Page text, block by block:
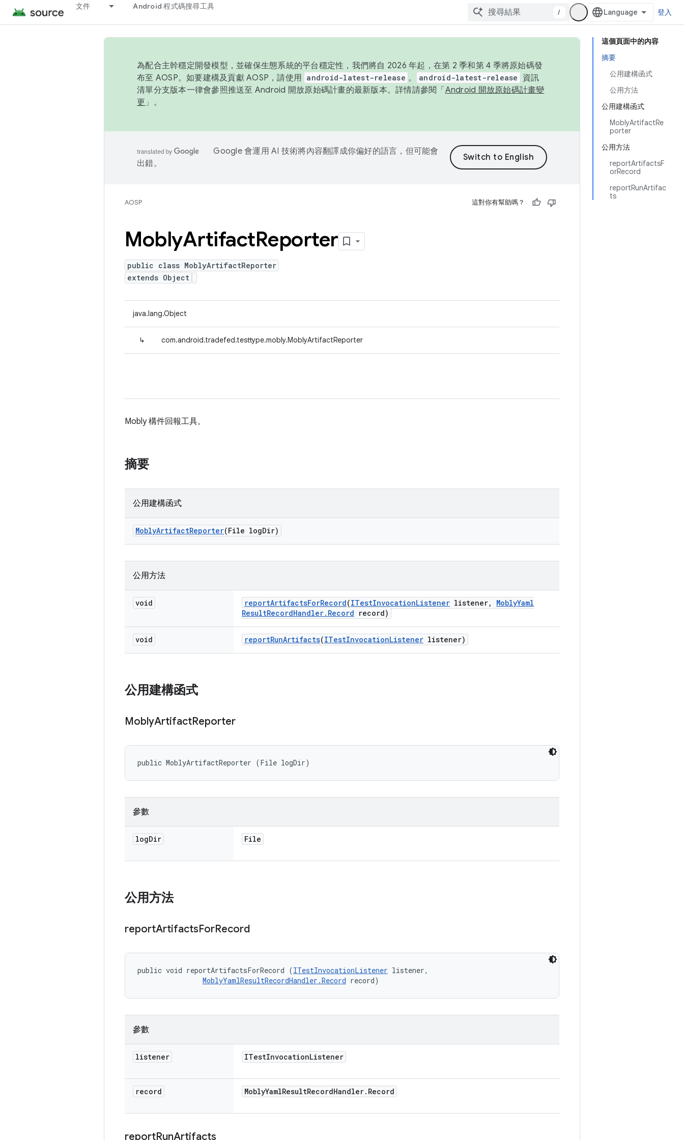
文件 Android 程式碼搜尋工具
/ 登入
這個頁面中的內容
摘要
公用建構函式
公用方法
公用建構函式
MoblyArtifactRe
porter
公用方法
reportArtifactsF
orRecord
reportRunArtifac
ts
為配合主幹穩定開發模型，並確保生態系統的平台穩定性，我們將自 2026 年起，在第 2 季和第 4 季將原始碼發
布至 AOSP。如要建構及貢獻 AOSP，請使用 android-latest-release 。 android-latest-release
資訊
清單分支版本一律會參照推送至 Android 開放原始碼計畫的最新版本。詳情請參閱「 Android 開放原始碼計畫變
更 」。
Google 會運用 AI 技術將內容翻譯成你偏好的語言，但可能會
出錯。
AOSP 這對你有幫助嗎？
MoblyArtifactReporter
public class MoblyArtifactReporter
extends Object
java.lang.Object
↳ com.android.tradefed.testtype.mobly.MoblyArtifactReporter
Mobly 構件回報工具。
摘要
公用建構函式
MoblyArtifactReporter(File logDir)
公用方法
void reportArtifactsForRecord(ITestInvocationListener listener, MoblyYaml
ResultRecordHandler. Record record)
void reportRunArtifacts(ITestInvocationListener listener)
公用建構函式
MoblyArtifactReporter
public MoblyArtifactReporter (File logDir)
參數
logDir File
公用方法
reportArtifactsForRecord
public void reportArtifactsForRecord (ITestInvocationListener listener,
MoblyYamlResultRecordHandler.Record record)
參數
listener ITestInvocationListener
record MoblyYamlResultRecordHandler. Record
reportRunArtifacts